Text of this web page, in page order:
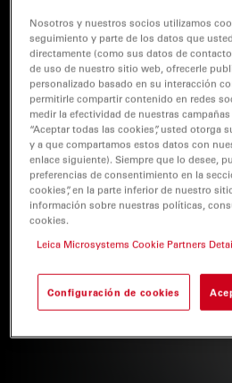
Nosotros y nuestros socios utilizamos
seguimiento y parte de los datos que
directamente (como sus datos de
de uso de nuestro sitio web, ofrecerle
personalizado basado en su interacción
permitirle compartir contenido en redes
medir la efectividad de nuestras
“Aceptar todas las cookies”, usted otorga
y a que compartamos estos datos con
enlace siguiente). Siempre que lo desee,
preferencias de consentimiento en la
cookies”, en la parte inferior de nuestro
información sobre nuestras políticas,
cookies.
Leica Microsystems Cookie Partners
Configuración de cookies